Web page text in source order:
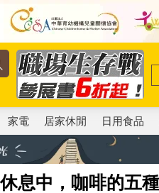
家電 居家休閒 日用食品
息中，咖啡的五